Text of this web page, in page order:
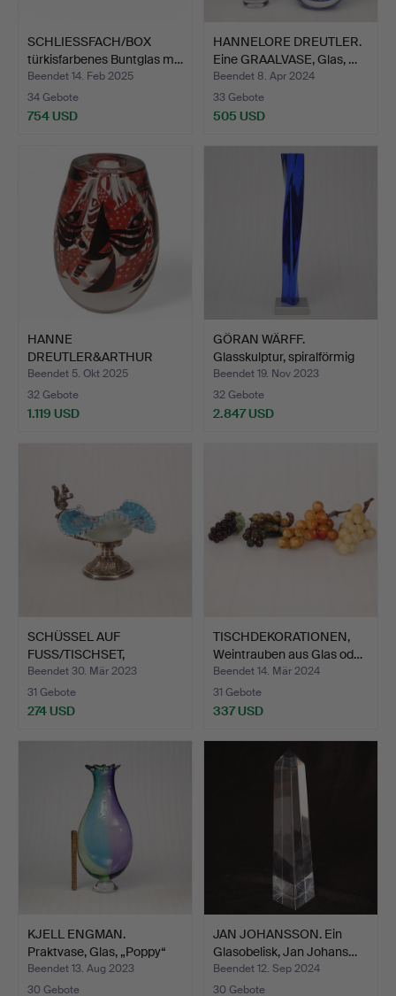
SCHLIESSFACH/BOX
türkisfarbenes Buntglas m…
Beendet 14. Feb 2025
34 Gebote
754 USD
HANNELORE DREUTLER.
Eine GRAALVASE, Glas, …
Beendet 8. Apr 2024
33 Gebote
505 USD
HANNE
DREUTLER&ARTHUR
ZIRNSACK. GLASSKULPT…
Beendet 5. Okt 2025
32 Gebote
1.119 USD
GÖRAN WÄRFF.
Glasskulptur, spiralförmig
ge…
Beendet 19. Nov 2023
32 Gebote
2.847 USD
SCHÜSSEL AUF
FUSS/TISCHSET,
Glas/Metall, g…
Beendet 30. Mär 2023
31 Gebote
274 USD
TISCHDEKORATIONEN,
Weintrauben aus Glas od…
Beendet 14. Mär 2024
31 Gebote
337 USD
KJELL ENGMAN.
Praktvase, Glas, „Poppy“
sig…
Beendet 13. Aug 2023
30 Gebote
JAN JOHANSSON. Ein
Glasobelisk, Jan Johans…
Beendet 12. Sep 2024
30 Gebote